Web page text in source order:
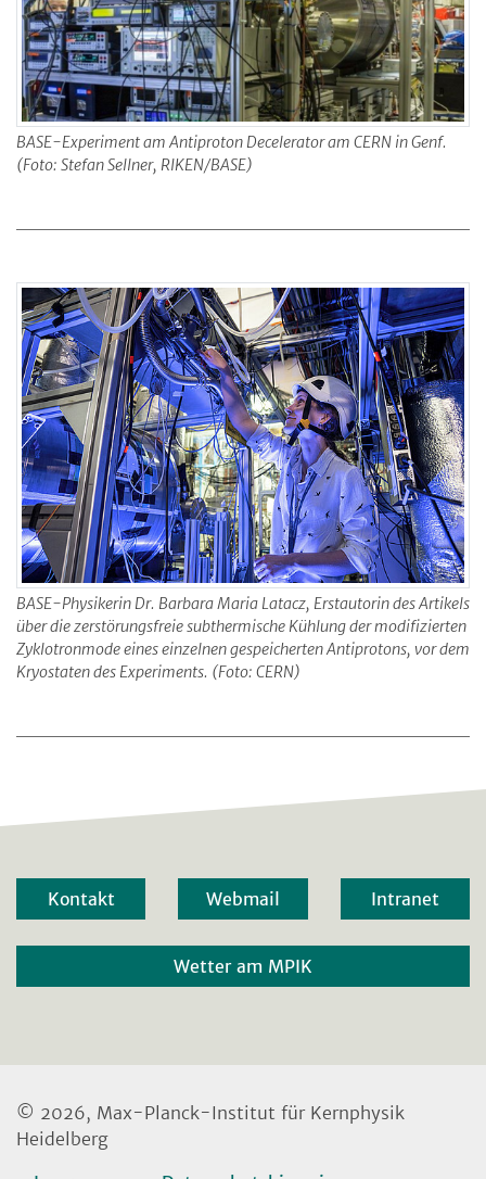
BASE-Experiment am Antiproton Decelerator am CERN in Genf.
(Foto: Stefan Sellner, RIKEN/BASE)
BASE-Physikerin Dr. Barbara Maria Latacz, Erstautorin des Artikels
über die zerstörungsfreie subthermische Kühlung der modifizierten
Zyklotronmode eines einzelnen gespeicherten Antiprotons, vor dem
Kryostaten des Experiments. (Foto: CERN)
Kontakt Webmail Intranet
Wetter am MPIK
© 2026, Max-Planck-Institut für Kernphysik
Heidelberg